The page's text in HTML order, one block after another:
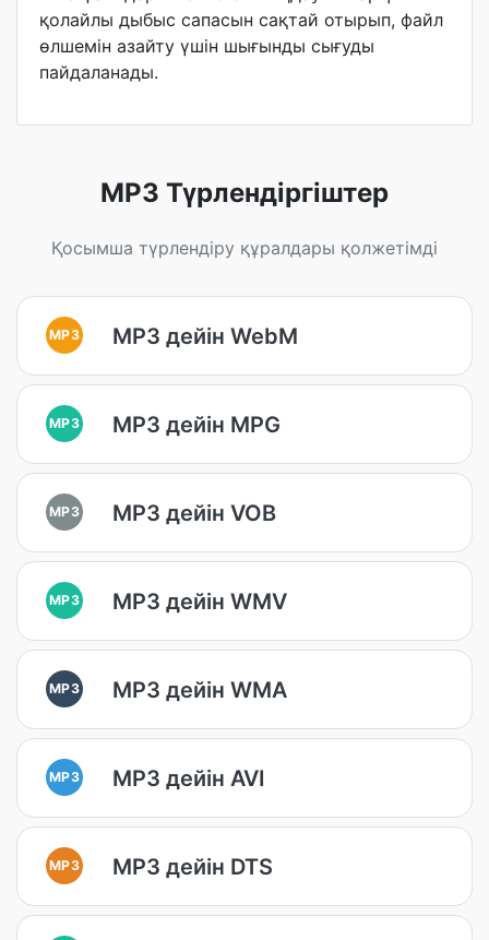
қолайлы дыбыс сапасын сақтай отырып, файл
өлшемін азайту үшін шығынды сығуды
пайдаланады.
MP3 Түрлендіргіштер
Қосымша түрлендіру құралдары қолжетімді
MP3 MP3 дейін WebM
MP3 MP3 дейін MPG
MP3 MP3 дейін VOB
MP3 MP3 дейін WMV
MP3 MP3 дейін WMA
MP3 MP3 дейін AVI
MP3 MP3 дейін DTS